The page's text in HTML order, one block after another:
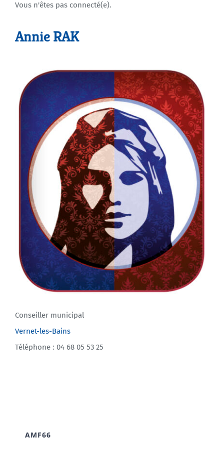
Agenda
Vous n'êtes pas connecté(e).
Annie RAK
Conseiller municipal
Vernet-les-Bains
Téléphone : 04 68 05 53 25
AMF66